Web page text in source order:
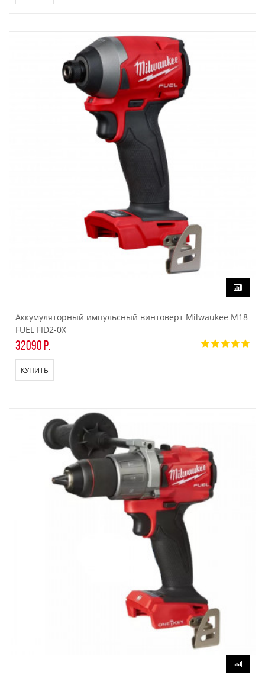
Аккумуляторный импульсный винтоверт Milwaukee M18
FUEL FID2-0X
32090 р.
КУПИТЬ